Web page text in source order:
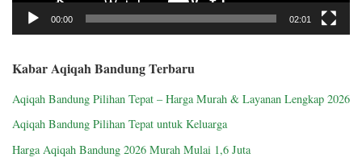
00:00 02:01
Kabar Aqiqah Bandung Terbaru
Aqiqah Bandung Pilihan Tepat – Harga Murah & Layanan Lengkap 2026
Aqiqah Bandung Pilihan Tepat untuk Keluarga
Harga Aqiqah Bandung 2026 Murah Mulai 1,6 Juta